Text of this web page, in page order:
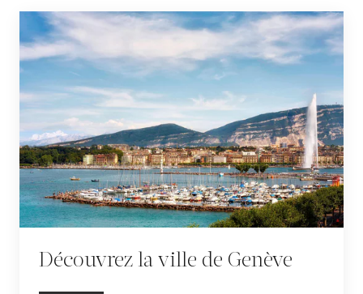
Découvrez la ville de Genève